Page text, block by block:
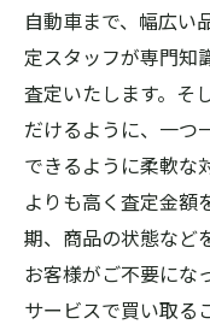
自動車まで、幅広い
定スタッフが専門知
査定いたします。そ
だけるように、一つ
できるように柔軟な
よりも高く査定金額
期、商品の状態など
お客様がご不要にな
サービスで買い取る